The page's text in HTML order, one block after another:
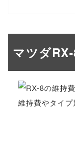
マツダ